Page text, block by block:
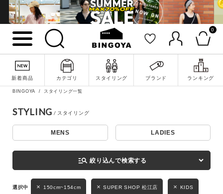
0
新着商品 カテゴリ スタイリング ブランド ランキング
詳細検索
キーワード
性別
BINGOYA スタイリング一覧
STYLING
MENS LADIES
manage_search 絞り込んで検索する
150cm~154cm SUPER SHOP 松江店 KIDS